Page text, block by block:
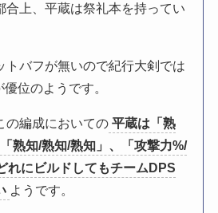
合上、平蔵は祭礼本を持ってい
トバフが無いので紀行大剣では
位のようです。
の編成においての 平蔵は「熟
熟知/熟知/熟知」、「攻撃力%/
れにビルドしてもチームDPS
ようです。